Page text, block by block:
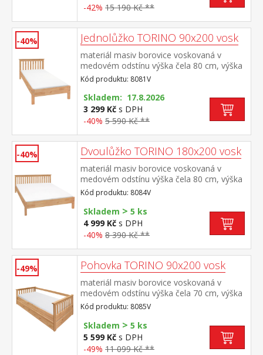
-42% 15 190 Kč **
-40% Jednolůžko TORINO 90x200 vosk
materiál masiv borovice voskovaná v
medovém odstínu výška čela 80 cm, výška
sedu 38 cm, cena bez roštu a
matrace minimální doporučená výška
matrace 15 cm doporučený rozměr
matrace 90 × 200 cm a rošt R1 doporučená
nosnost do 120 kg
Kód produktu: 8081V
Skladem: 17.8.2026
3 299 Kč s DPH
-40% 5 590 Kč **
-40% Dvoulůžko TORINO 180x200 vosk
materiál masiv borovice voskovaná v
medovém odstínu výška čela 80 cm, výška
sedu 38 cm, cena bez roštu a
matrace minimální doporučená výška
matrace 15 cm doporučený rozměr
matrace 180 × 200 cm nebo 2 kusy 90 ×
200 cm a rošt R4 nebo 2 kusy
každé polovině postele
Kód produktu: 8084V
Skladem > 5 ks
4 999 Kč s DPH
-40% 8 390 Kč **
-49% Pohovka TORINO 90x200 vosk
materiál masiv borovice voskovaná v
medovém odstínu výška čela 70 cm, výška
sedu 42 cm, cena bez roštu a
matrace minimální doporučená výška
matrace 15 cm doporučený rozměr
matrace 90 × 200 cm a rošt R1 k pohovce
možno dokoupit výsuvnou přistýlku
Kód produktu: 8085V
Skladem > 5 ks
5 599 Kč s DPH
-49% 11 099 Kč **